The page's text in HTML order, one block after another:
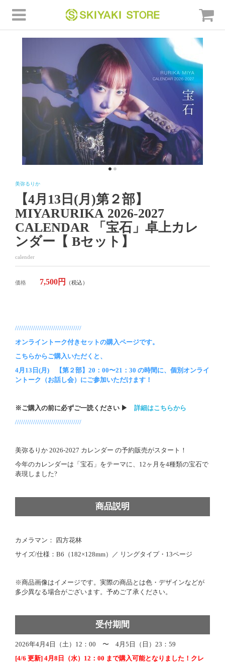
美弥るりか
【4月13日(月)第２部】
MIYARURIKA 2026-2027
CALENDAR 「宝石」卓上カレ
ンダー【 Bセット】
calender
価格 7,500円 （税込）
/////////////////////////////////
オンライントーク付きセットの購入ページです。
こちらからご購入いただくと、
4月13日(月) 【第２部】20：00〜21：30 の時間に、個別オンライ
ントーク（お話し会）にご参加いただけます！
※ご購入の前に必ずご一読ください ▶︎
詳細はこちらから
/////////////////////////////////
美弥るりか 2026-2027 カレンダー の予約販売がスタート！
今年のカレンダーは「宝石」をテーマに、12ヶ月を4種類の宝石で
表現しました?
商品説明
カメラマン： 四方花林
サイズ/仕様：B6（182×128mm）／ リングタイプ・13ページ
※商品画像はイメージです。実際の商品とは色・デザインなどが
多少異なる場合がございます。予めご了承ください。
受付期間
2026年4月4日（土）12：00 〜 4月5日（日）23：59
[4/6 更新] 4月8日（水）12：00 まで購入可能となりました！クレ